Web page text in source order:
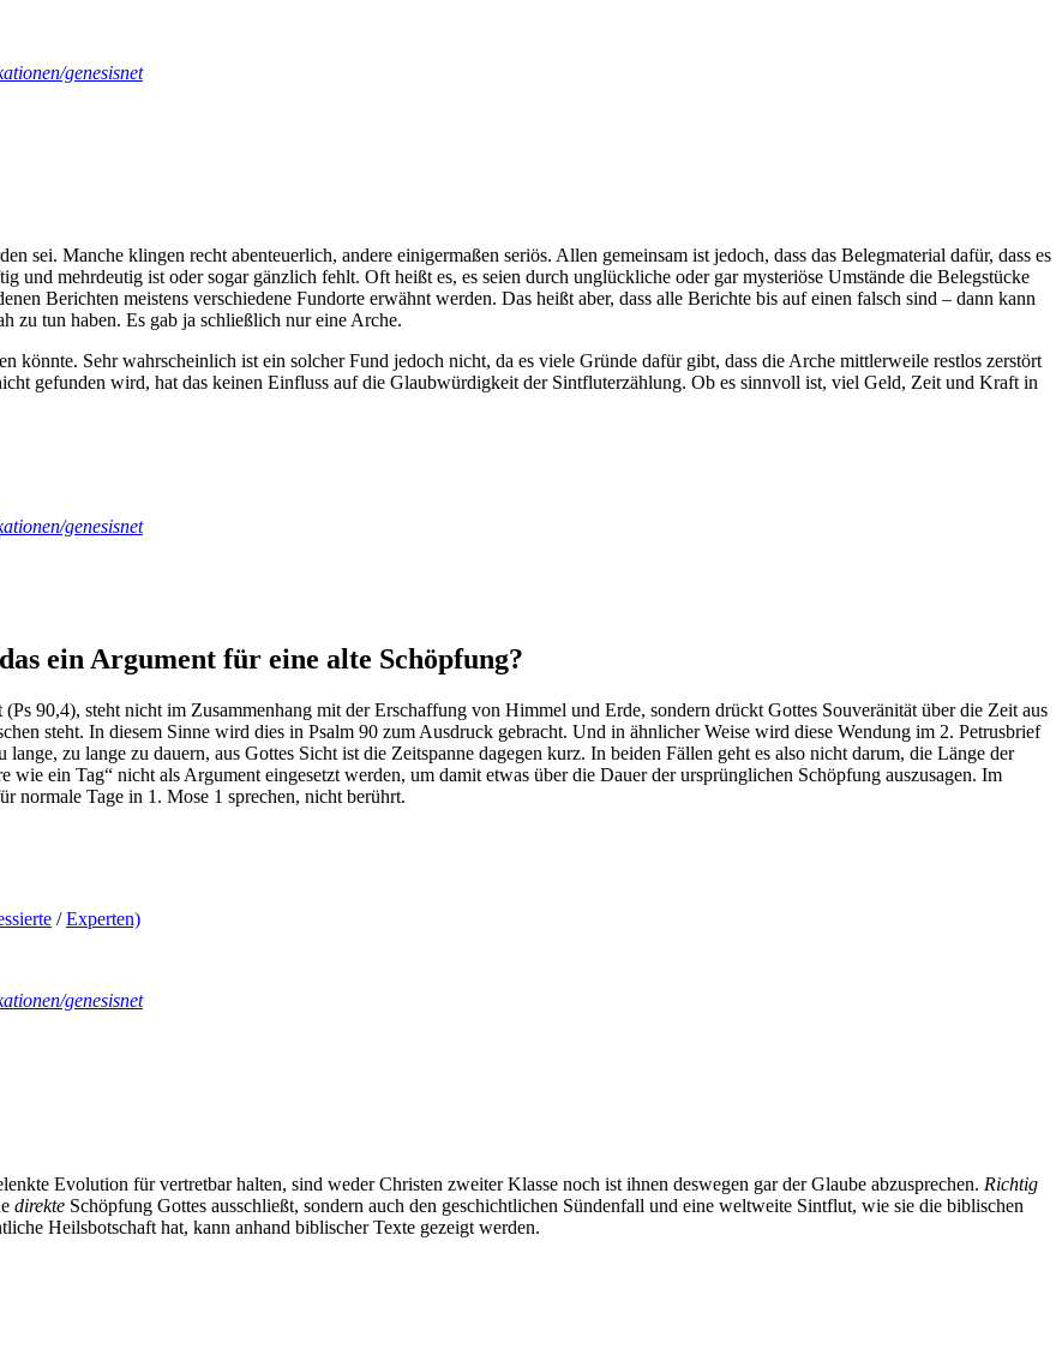
genesisnet
sei. Manche klingen recht abenteuerlich, andere einigermaßen seriös. Allen gemeinsam ist jedoch, dass das Belegmaterial dafür, dass es
und mehrdeutig ist oder sogar gänzlich fehlt. Oft heißt es, es seien durch unglückliche oder gar mysteriöse Umstände die Belegstücke
Berichten meistens verschiedene Fundorte erwähnt werden. Das heißt aber, dass alle Berichte bis auf einen falsch sind – dann kann
zu tun haben. Es gab ja schließlich nur eine Arche.
könnte. Sehr wahrscheinlich ist ein solcher Fund jedoch nicht, da es viele Gründe dafür gibt, dass die Arche mittlerweile restlos zerstört
gefunden wird, hat das keinen Einfluss auf die Glaubwürdigkeit der Sintfluterzählung. Ob es sinnvoll ist, viel Geld, Zeit und Kraft in
genesisnet
ein Argument für eine alte Schöpfung?
90,4), steht nicht im Zusammenhang mit der Erschaffung von Himmel und Erde, sondern drückt Gottes Souveränität über die Zeit aus
steht. In diesem Sinne wird dies in Psalm 90 zum Ausdruck gebracht. Und in ähnlicher Weise wird diese Wendung im 2. Petrusbrief
zu lange zu dauern, aus Gottes Sicht ist die Zeitspanne dagegen kurz. In beiden Fällen geht es also nicht darum, die Länge der
wie ein Tag“ nicht als Argument eingesetzt werden, um damit etwas über die Dauer der ursprünglichen Schöpfung auszusagen. Im
normale Tage in 1. Mose 1 sprechen, nicht berührt.
/Experten)
genesisnet
Evolution für vertretbar halten, sind weder Christen zweiter Klasse noch ist ihnen deswegen gar der Glaube abzusprechen. Richtig
direkte Schöpfung Gottes ausschließt, sondern auch den geschichtlichen Sündenfall und eine weltweite Sintflut, wie sie die biblischen
Heilsbotschaft hat, kann anhand biblischer Texte gezeigt werden.